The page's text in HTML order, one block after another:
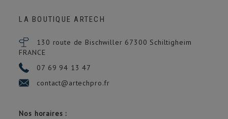
LA BOUTIQUE ARTECH
130 route de Bischwiller 67300 Schiltigheim
FRANCE
07 69 94 13 47
contact@artechpro.fr
Nos horaires :